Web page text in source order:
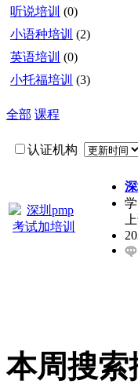
听说培训 (0)
小语种培训 (2)
英语培训 (0)
小托福培训 (3)
全部 课程
认证机构
本周搜索